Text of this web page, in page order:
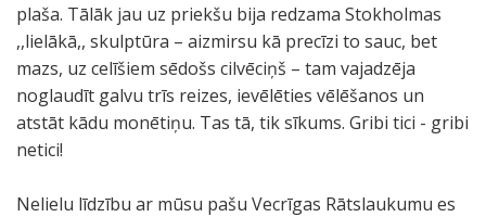
plaša. Tālāk jau uz priekšu bija redzama Stokholmas
,,lielākā,, skulptūra – aizmirsu kā precīzi to sauc, bet
mazs, uz celīšiem sēdošs cilvēciņš – tam vajadzēja
noglaudīt galvu trīs reizes, ievēlēties vēlēšanos un
atstāt kādu monētiņu. Tas tā, tik sīkums. Gribi tici - gribi
netici!
Nelielu līdzību ar mūsu pašu Vecrīgas Rātslaukumu es